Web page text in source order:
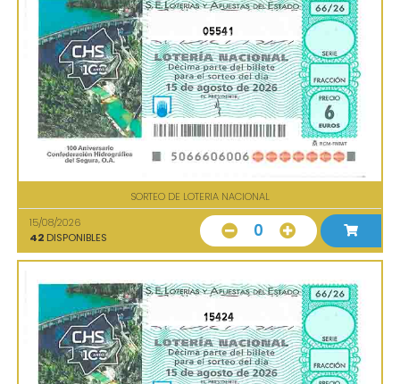
05541
SORTEO DE LOTERIA NACIONAL
15/08/2026
42 DISPONIBLES 0
15424